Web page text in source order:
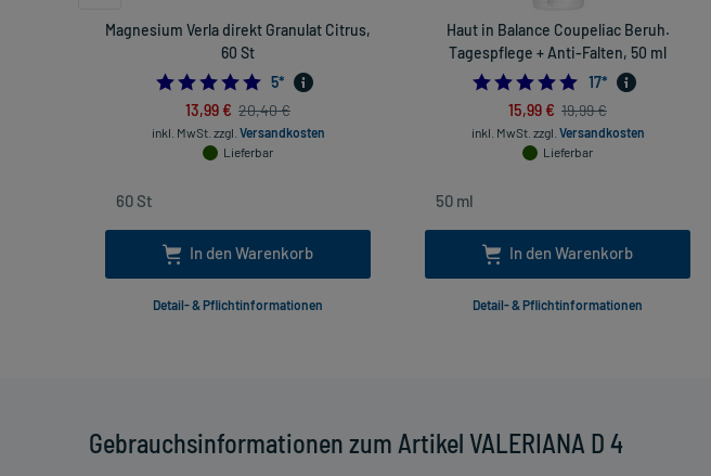
Gebrauchsinformationen zum Artikel VALERIANA D 4
Magnesium Verla direkt Granulat Citrus,
60 St
5.0
5*
13,99 € 20,40 €
inkl. MwSt. zzgl. Versandkosten
Lieferbar
In den Warenkorb
Detail- & Pflichtinformationen
Haut in Balance Coupeliac Beruh.
Tagespflege + Anti-Falten, 50 ml
4.882352941176471
17*
15,99 € 19,99 €
inkl. MwSt. zzgl. Versandkosten
Lieferbar
In den Warenkorb
Detail- & Pflichtinformationen